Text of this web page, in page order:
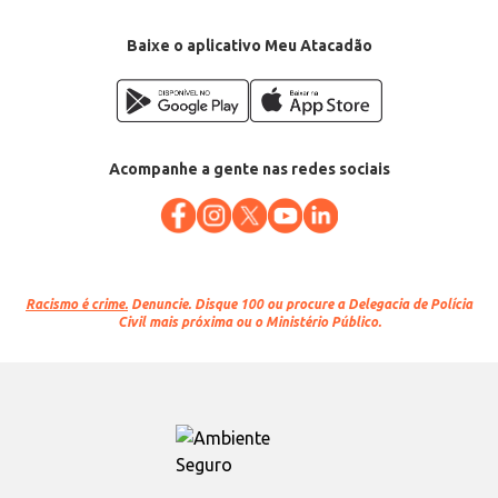
Baixe o aplicativo Meu Atacadão
Acompanhe a gente nas redes sociais
Racismo é crime. Denuncie. Disque 100 ou procure a Delegacia de Polícia
Civil mais próxima ou o Ministério Público.